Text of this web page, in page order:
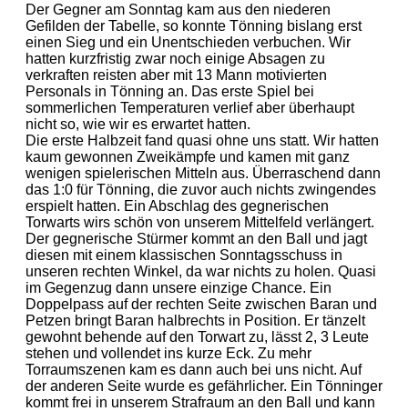
Der Gegner am Sonntag kam aus den niederen
Gefilden der Tabelle, so konnte Tönning bislang erst
einen Sieg und ein Unentschieden verbuchen. Wir
hatten kurzfristig zwar noch einige Absagen zu
verkraften reisten aber mit 13 Mann motivierten
Personals in Tönning an. Das erste Spiel bei
sommerlichen Temperaturen verlief aber überhaupt
nicht so, wie wir es erwartet hatten.
Die erste Halbzeit fand quasi ohne uns statt. Wir hatten
kaum gewonnen Zweikämpfe und kamen mit ganz
wenigen spielerischen Mitteln aus. Überraschend dann
das 1:0 für Tönning, die zuvor auch nichts zwingendes
erspielt hatten. Ein Abschlag des gegnerischen
Torwarts wirs schön von unserem Mittelfeld verlängert.
Der gegnerische Stürmer kommt an den Ball und jagt
diesen mit einem klassischen Sonntagsschuss in
unseren rechten Winkel, da war nichts zu holen. Quasi
im Gegenzug dann unsere einzige Chance. Ein
Doppelpass auf der rechten Seite zwischen Baran und
Petzen bringt Baran halbrechts in Position. Er tänzelt
gewohnt behende auf den Torwart zu, lässt 2, 3 Leute
stehen und vollendet ins kurze Eck. Zu mehr
Torraumszenen kam es dann auch bei uns nicht. Auf
der anderen Seite wurde es gefährlicher. Ein Tönninger
kommt frei in unserem Strafraum an den Ball und kann